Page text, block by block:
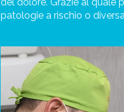
patologie a rischio o